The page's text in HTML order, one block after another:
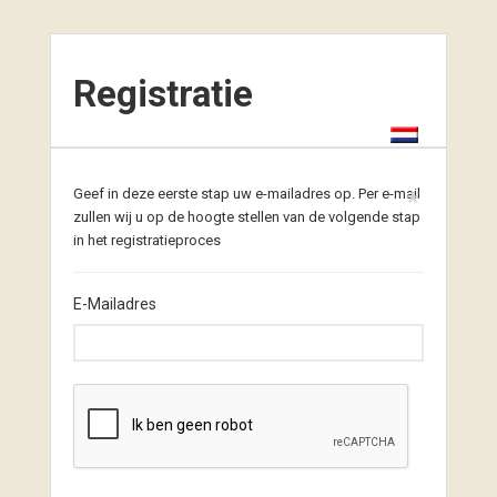
Registratie
Geef in deze eerste stap uw e-mailadres op. Per e-mail
zullen wij u op de hoogte stellen van de volgende stap
in het registratieproces
E-Mailadres